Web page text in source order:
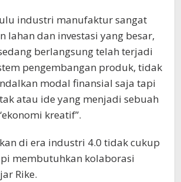
industri manufaktur sangat
lahan dan investasi yang besar,
berlangsung telah terjadi
pengembangan produk, tidak
modal finansial saja tapi
atau ide yang menjadi sebuah
kreatif”.
di era industri 4.0 tidak cukup
membutuhkan kolaborasi
Rike.